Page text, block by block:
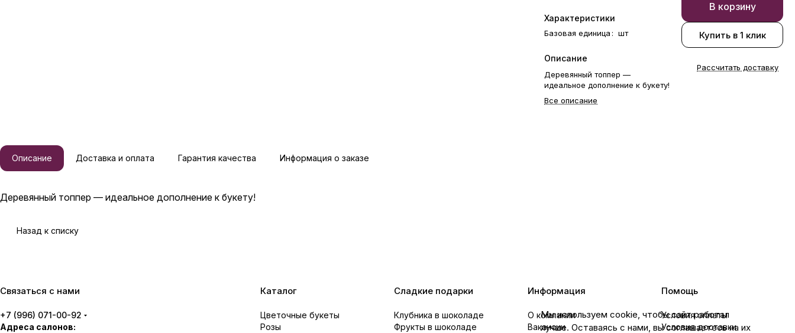
Характеристики
Базовая единица : шт
Описание
Деревянный топпер —
идеальное дополнение к букету!
Все описание
В корзину
Купить в 1 клик
Рассчитать доставку
Описание Доставка и оплата Гарантия качества Информация о заказе
Деревянный топпер — идеальное дополнение к букету!
Назад к списку
Связаться с нами
+7 (996) 071-00-92
Адреса салонов:
Каталог
Цветочные букеты
Розы
Сладкие подарки
Клубника в шоколаде
Фрукты в шоколаде
Информация
О компании
Вакансии
Помощь
Условия оплаты
Условия доставки
Мы используем cookie, чтобы сайт работал
лучше. Оставаясь с нами, вы соглашаетесь на их